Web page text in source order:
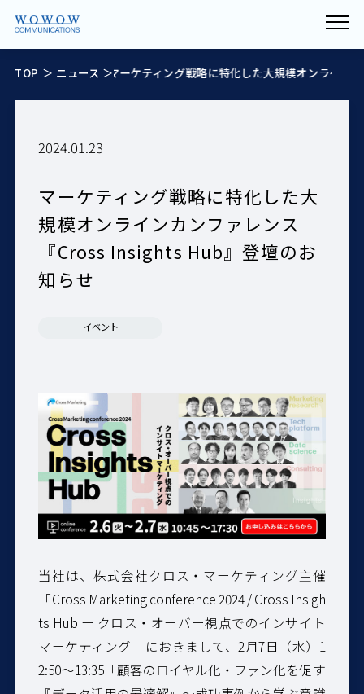
TOP ＞ ニュース ＞
マーケティング戦略に特化した大規模オンラインカンフ
2024.01.23
マーケティング戦略に特化した大
規模オンラインカンファレンス
『Cross Insights Hub』登壇のお
知らせ
イベント
当社は、株式会社クロス・マーケティング主催
「Cross Marketing conference 2024 / Cross Insigh
ts Hub ー クロス・オーバー視点でのインサイト
マーケティング 」におきまして、2月7日（水）1
2:50～13:35「顧客のロイヤル化・ファン化を促す